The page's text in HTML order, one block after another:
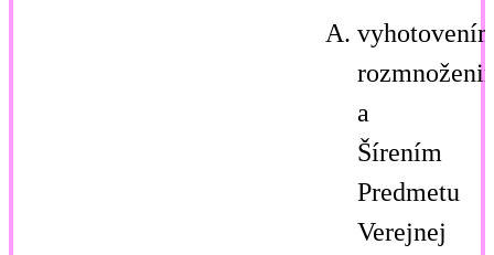
a
Šírením
Predmetu
Verejnej